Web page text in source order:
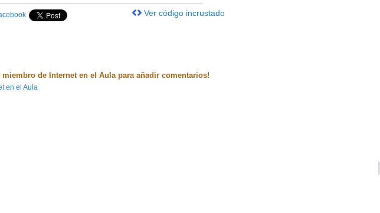
Ver código incrustado
miembro de Internet en el Aula para añadir comentarios!
en el Aula